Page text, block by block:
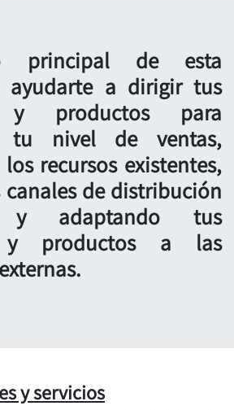
principal de esta
ayudarte a dirigir tus
y productos para
tu nivel de ventas,
recursos existentes,
de distribución
y adaptando tus
y productos a las
y servicios